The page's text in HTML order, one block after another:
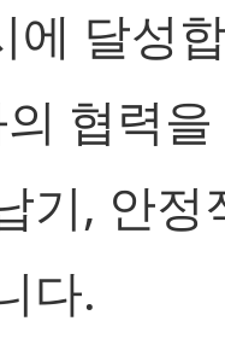
에 달성
협력
기, 안
다.